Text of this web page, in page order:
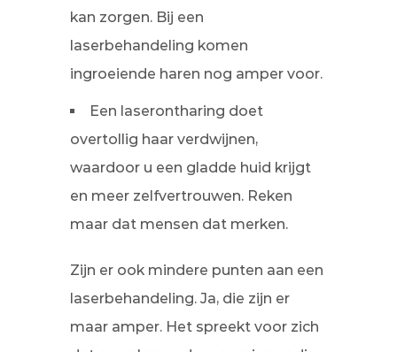
kan zorgen. Bij een
laserbehandeling komen
ingroeiende haren nog amper voor.
Een laserontharing doet
overtollig haar verdwijnen,
waardoor u een gladde huid krijgt
en meer zelfvertrouwen. Reken
maar dat mensen dat merken.
Zijn er ook mindere punten aan een
laserbehandeling. Ja, die zijn er
maar amper. Het spreekt voor zich